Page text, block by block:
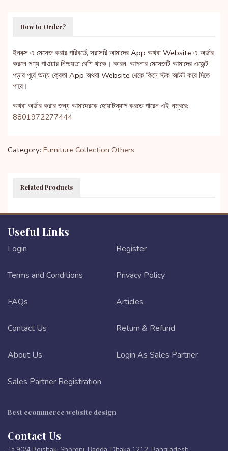
How to Order?
ইনবক্স এ মেসেজ করার পরিবর্তে, সরাসরি আমাদের App অথবা Website এ অর্ডার
করলে পণ্য পাওয়ার নিশ্চয়তা বেশি থাকে। কারন, আপনার মেসেজটি আমাদের এজেন্ট
পড়ার পূর্বে অন্য ক্রেতা App অথবা Website থেকে কিনে স্টক আউট করে দিতে
পারে।
অথবা অর্ডার করার জন্য আমাদেরকে হোয়াটস্যাপ করতে পারেন এই নম্বরে:
8801972277444
Category: Furniture Collection Others
Related Products
Useful Links
Login Register
Terms and Conditions Privacy Policy
FAQs Articles
Contact Us Return & Refund
About Us Login As Sales Partner
Sales Partner Registration
Best ecommerce website design
Contact Us